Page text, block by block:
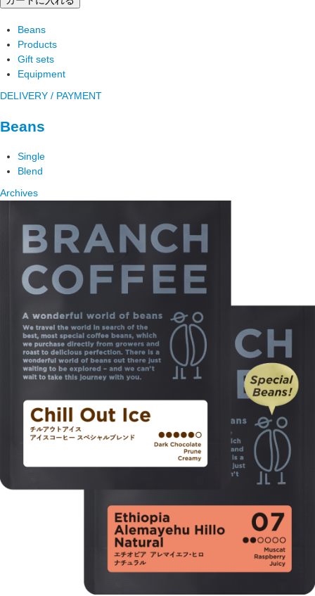
Beans
Products
Gift sets
Equipment
DELIVERY / PAYMENT
Beans
Single
Blend
Archives